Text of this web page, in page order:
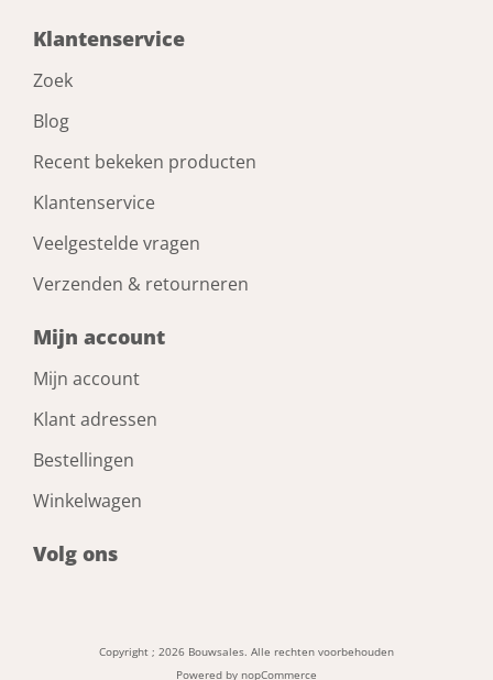
Klantenservice
Zoek
Blog
Recent bekeken producten
Klantenservice
Veelgestelde vragen
Verzenden & retourneren
Mijn account
Mijn account
Klant adressen
Bestellingen
Winkelwagen
Volg ons
Copyright ; 2026 Bouwsales. Alle rechten voorbehouden
Powered by nopCommerce